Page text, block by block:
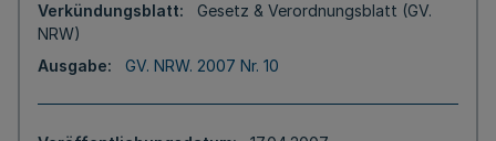
Verkündungsblatt
Gesetz & Verordnungsblatt (GV.
NRW)
Ausgabe
GV. NRW. 2007 Nr. 10